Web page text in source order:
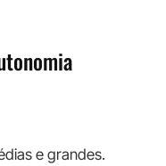
e grandes.